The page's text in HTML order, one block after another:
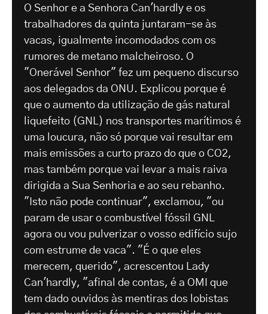
O Senhor e a Senhora Can'hardly e os
trabalhadores da quinta juntaram-se às
vacas, igualmente incomodados com os
rumores de metano malcheiroso. O
"Onerável Senhor" fez um pequeno discurso
aos delegados da ONU. Explicou porque é
que o aumento da utilização de gás natural
liquefeito (GNL) nos transportes marítimos é
uma loucura, não só porque vai resultar em
mais emissões a curto prazo do que o CO2,
mas também porque vai levar a mais raiva
dirigida a Sua Senhoria e ao seu rebanho.
"Isto não pode continuar", exclamou, "ou
param de usar o combustível fóssil GNL
agora ou vou pulverizar o vosso edifício sujo
com estrume de vaca". "É o que eles
merecem, querido", acrescentou Lady
Can'hardly, "afinal de contas, é a OMI que
tem dado ouvidos às mentiras dos lobistas